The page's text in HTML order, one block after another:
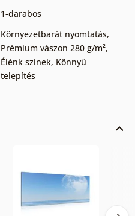
1-darabos
Környezetbarát nyomtatás,
Prémium vászon 280 g/m²,
Élénk színek, Könnyű
telepítés